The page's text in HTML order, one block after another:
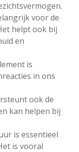
voor de
helpt ook bij
en
is
in ons
ook de
kan helpen bij
is essentieel
is vooral